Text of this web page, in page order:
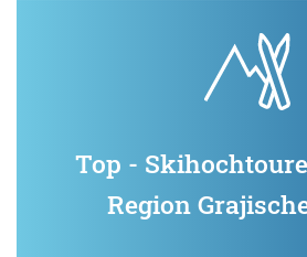
Top -
Region